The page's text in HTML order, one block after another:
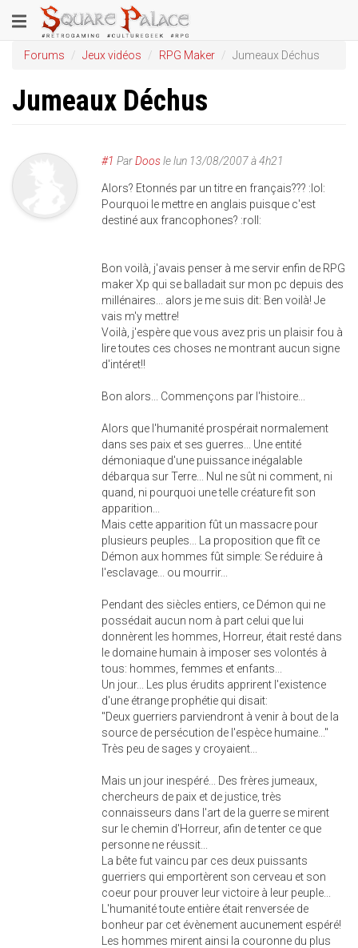
au
contenu
principal
Toggle
navigation
Forums Jeux vidéos RPG Maker Jumeaux Déchus
Jumeaux Déchus
#1 ParDooslelun 13/08/2007 à 4h21
Alors? Etonnés par un titre en français??? :lol:
Pourquoi le mettre en anglais puisque c'est
destiné aux francophones? :roll:
Bon voilà, j'avais penser à me servir enfin de RPG
maker Xp qui se balladait sur mon pc depuis des
millénaires... alors je me suis dit: Ben voilà! Je
vais m'y mettre!
Voilà, j'espère que vous avez pris un plaisir fou à
lire toutes ces choses ne montrant aucun signe
d'intéret!!
Bon alors... Commençons par l'histoire...
Alors que l'humanité prospérait normalement
dans ses paix et ses guerres... Une entité
démoniaque d'une puissance inégalable
débarqua sur Terre... Nul ne sût ni comment, ni
quand, ni pourquoi une telle créature fit son
apparition...
Mais cette apparition fût un massacre pour
plusieurs peuples... La proposition que fît ce
Démon aux hommes fût simple: Se réduire à
l'esclavage... ou mourrir...
Pendant des siècles entiers, ce Démon qui ne
possédait aucun nom à part celui que lui
donnèrent les hommes, Horreur, était resté dans
le domaine humain à imposer ses volontés à
tous: hommes, femmes et enfants...
Un jour... Les plus érudits apprirent l'existence
d'une étrange prophétie qui disait:
"Deux guerriers parviendront à venir à bout de la
source de persécution de l'espèce humaine..."
Très peu de sages y croyaient...
Mais un jour inespéré... Des frères jumeaux,
chercheurs de paix et de justice, très
connaisseurs dans l'art de la guerre se mirent
sur le chemin d'Horreur, afin de tenter ce que
personne ne réussit...
La bête fut vaincu par ces deux puissants
guerriers qui emportèrent son cerveau et son
coeur pour prouver leur victoire à leur peuple...
L'humanité toute entière était renversée de
bonheur par cet évènement aucunement espéré!
Les hommes mirent ainsi la couronne du plus